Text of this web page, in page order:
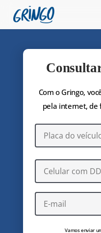
Pular
para
conteúdo
Com o Gringo,
pela internet, de
Vamos enviar